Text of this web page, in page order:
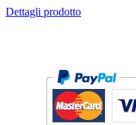
Dettagli prodotto